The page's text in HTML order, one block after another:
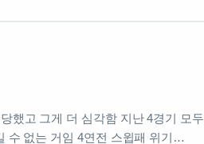
했고 그게 더 심각함 지난 4경기 모두
수 없는 거임 4연전 스윕패 위기…